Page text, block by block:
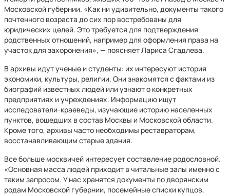
Московской губернии. «Как ни удивительно, документы такого
почтенного возраста до сих пор востребованы для
юридических целей. Это требуется для подтверждения
родственных отношений, например для оформления права на
участок для захоронения», — поясняет Лариса Сгадлева.
В архивы идут ученые и студенты: их интересуют история
экономики, культуры, религии. Они знакомятся с фактами из
биографий известных людей или узнают о конкретных
предприятиях и учреждениях. Информацию ищут
исследователи-краеведы, изучающие историю населенных
пунктов, вошедших в состав Москвы и Московской области.
Кроме того, архивы часто необходимы реставраторам,
восстанавливающим старые здания.
Все больше москвичей интересует составление родословной.
«Основная масса людей приходит в читальные залы именно с
таким запросом. У нас хранятся документы по дворянским
родам Московской губернии, посемейные списки купцов,